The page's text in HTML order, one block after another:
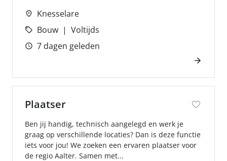
Knesselare
Bouw
Voltijds
7 dagen geleden
Plaatser
Ben jij handig, technisch aangelegd en werk je
graag op verschillende locaties? Dan is deze functie
iets voor jou! We zoeken een ervaren plaatser voor
de regio Aalter. Samen met...